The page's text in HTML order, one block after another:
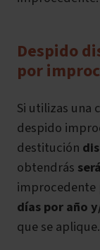
Despido
por
Si utilizas una
despido
destitución
obtendrás
improcedente
días por año
que se aplique.